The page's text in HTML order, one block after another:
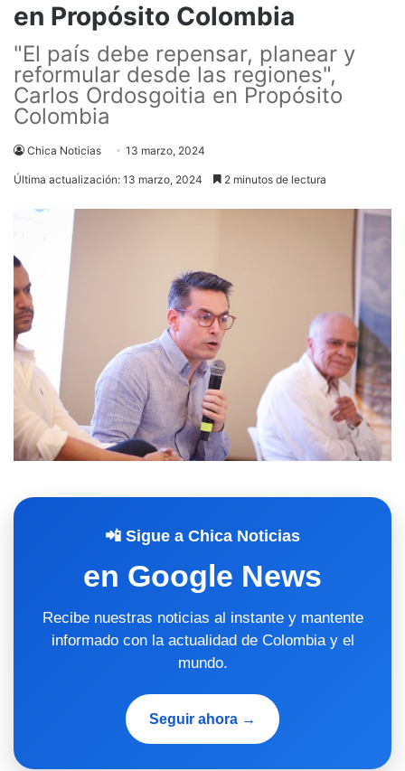
en Propósito Colombia
"El país debe repensar, planear y
reformular desde las regiones",
Carlos Ordosgoitia en Propósito
Colombia
Chica Noticias 13 marzo, 2024
Última actualización: 13 marzo, 2024 2 minutos de lectura
📲 Sigue a Chica Noticias
en Google News
Recibe nuestras noticias al instante y mantente
informado con la actualidad de Colombia y el
mundo.
Seguir ahora →